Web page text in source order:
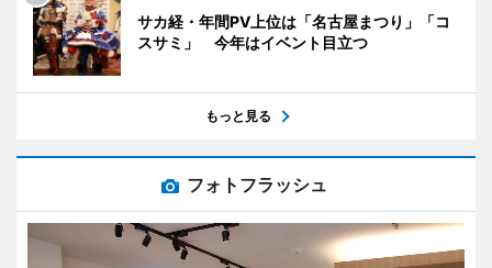
サカ経・年間PV上位は「名古屋まつり」「コ
スサミ」 今年はイベント目立つ
もっと見る
フォトフラッシュ